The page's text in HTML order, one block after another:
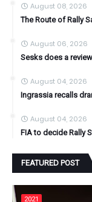
August 08, 2026
The Route of Rally
August 06, 2026
Sesks does a
August 04, 2026
Ingrassia recalls
August 04, 2026
FIA to decide Rally
FEATURED POST
2021